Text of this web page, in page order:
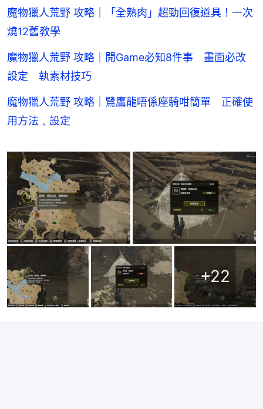
魔物獵人荒野 攻略｜「全熟肉」超勁回復道具！一次
燒12舊教學
魔物獵人荒野 攻略｜開Game必知8件事 畫面必改
設定 執素材技巧
魔物獵人荒野 攻略｜鷺鷹龍唔係座騎咁簡單 正確使
用方法﹑設定
+22